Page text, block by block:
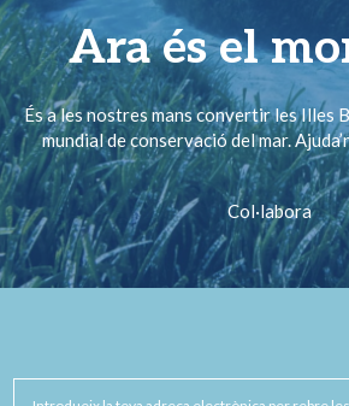
Ara és el
És a les nostres mans convertir les Illes
mundial de conservació del mar.
Col·labora